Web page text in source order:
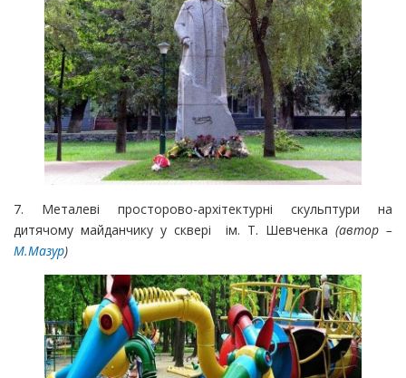
7. Металеві просторово-архітектурні скульптури на
дитячому майданчику у сквері ім. Т. Шевченка (автор –
М.Мазур)